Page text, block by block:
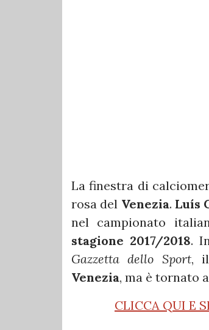
La finestra di
rosa del Venezia. Luís
nel campionato
stagione 2017/2018.
Gazzetta dello Sport, il
Venezia, ma è tornato
CLICCA QUI E